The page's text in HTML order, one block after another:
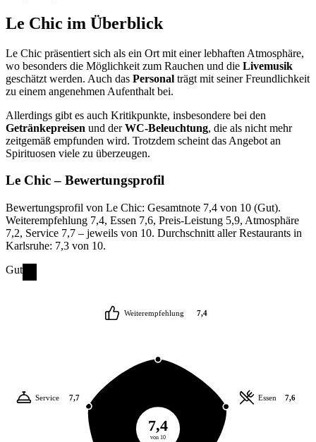
Le Chic im Überblick
Le Chic präsentiert sich als ein Ort mit einer lebhaften Atmosphäre,
wo besonders die Möglichkeit zum Rauchen und die Livemusik
geschätzt werden. Auch das Personal trägt mit seiner Freundlichkeit
zu einem angenehmen Aufenthalt bei.
Allerdings gibt es auch Kritikpunkte, insbesondere bei den
Getränkepreisen und derWC-Beleuchtung, die als nicht mehr
zeitgemäß empfunden wird. Trotzdem scheint das Angebot an
Spirituosen viele zu überzeugen.
Le Chic– Bewertungsprofil
Bewertungsprofil von Le Chic: Gesamtnote 7,4 von 10 (Gut).
Weiterempfehlung 7,4, Essen 7,6, Preis-Leistung 5,9, Atmosphäre
7,2, Service 7,7 – jeweils von 10. Durchschnitt aller Restaurants in
Karlsruhe: 7,3 von 10.
Gut
7,4
von 10
Weiterempfehlung 7,4
Essen 7,6
Service 7,7